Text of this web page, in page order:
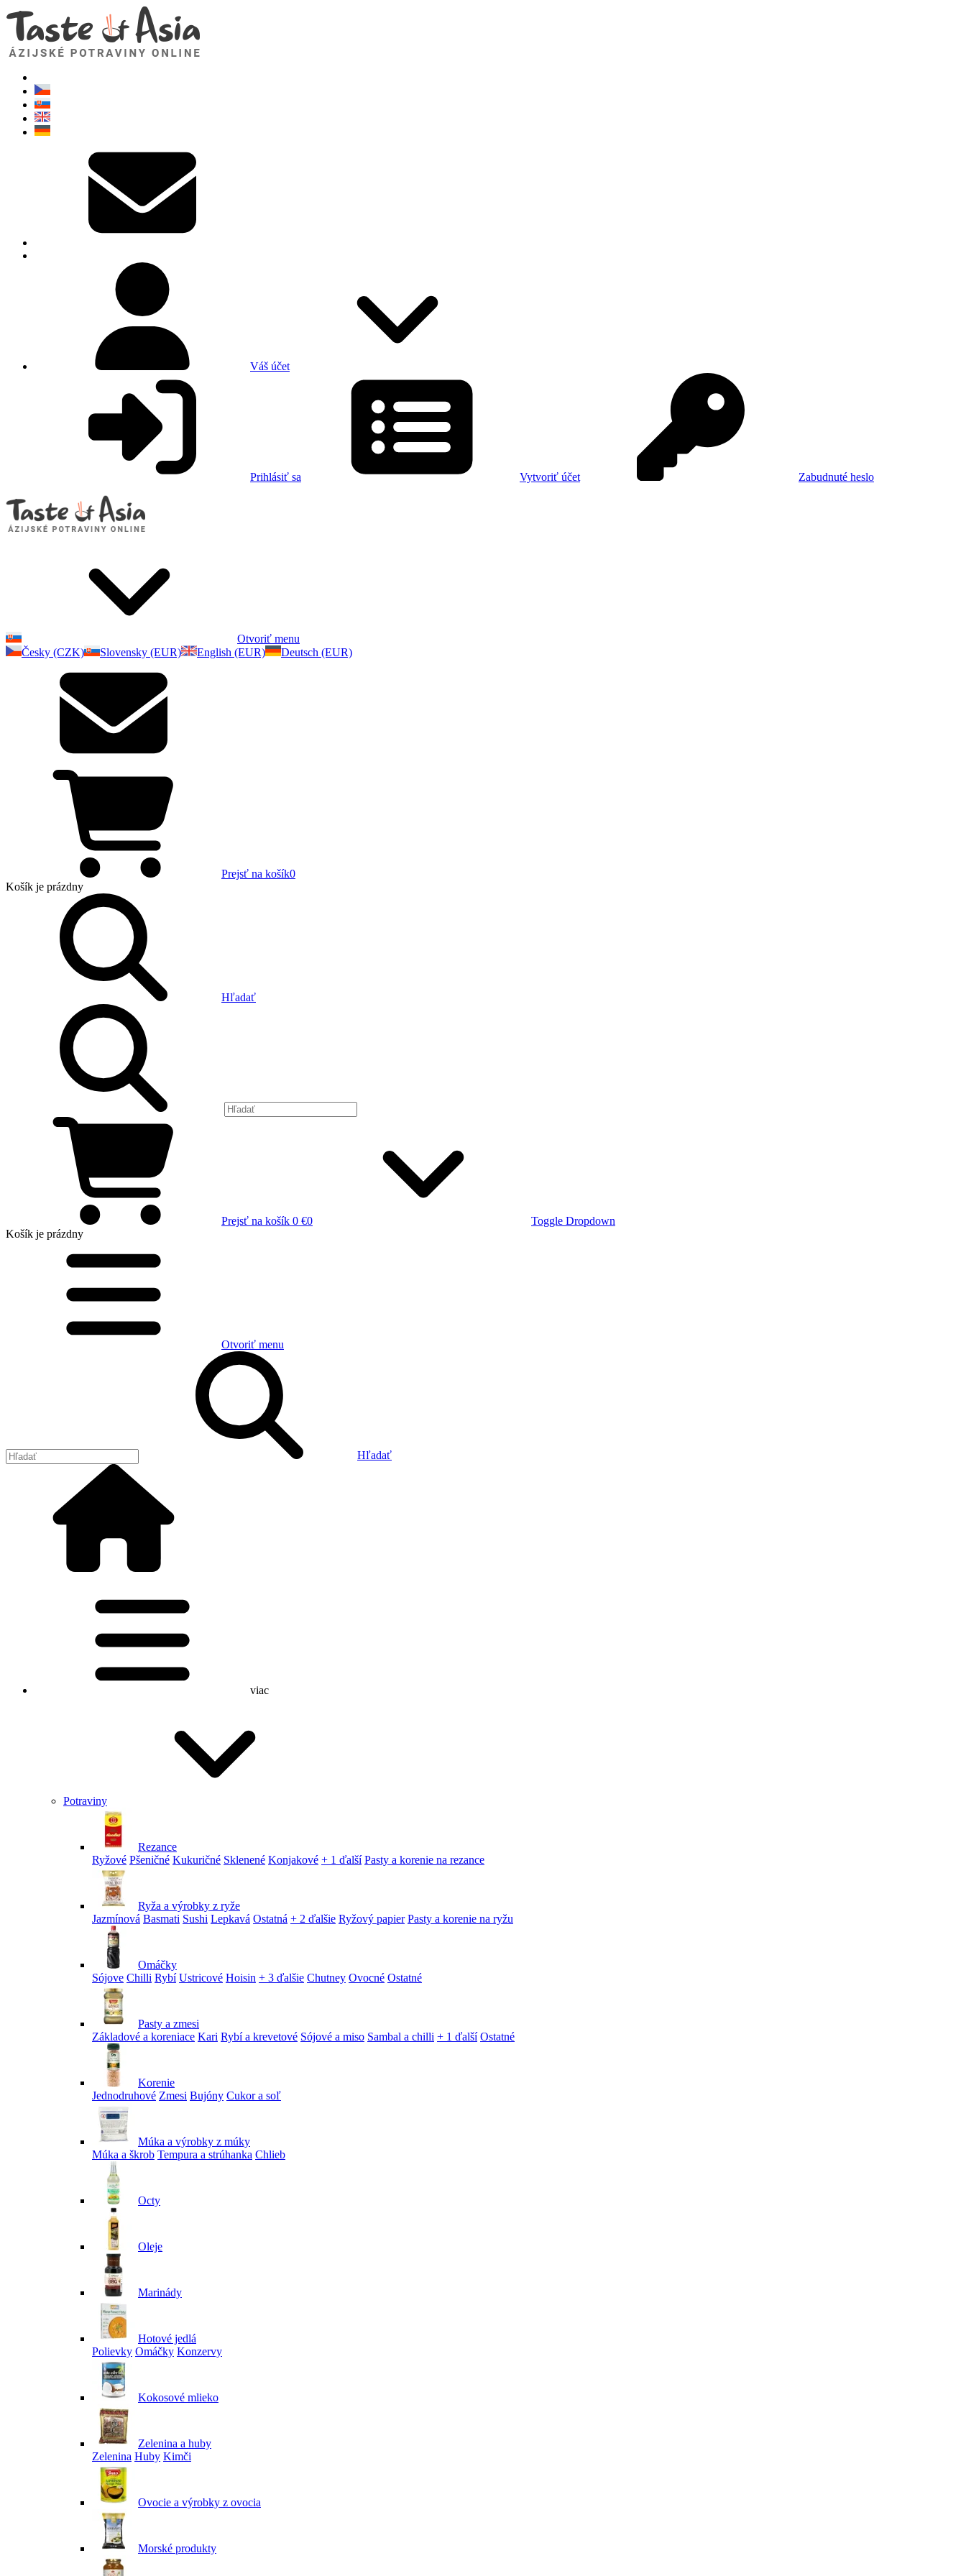
Váš účet
Prihlásiť sa Vytvoriť účet Zabudnuté heslo
Otvoriť menu
Česky (CZK)
Slovensky (EUR) English (EUR) Deutsch (EUR)
Prejsť na košík0
Košík je prázdny
Hľadať
Prejsť na košík 0 €0
Toggle Dropdown
Košík je prázdny
Otvoriť menu
Hľadať
viac
Potraviny
Rezance
Ryžové Pšeničné Kukuričné Sklenené Konjakové + 1 ďalší Pasty a korenie na rezance
Ryža a výrobky z ryže
Jazmínová Basmati Sushi Lepkavá Ostatná + 2 ďalšie Ryžový papier Pasty a korenie na ryžu
Omáčky
Sójove Chilli Rybí Ustricové Hoisin + 3 ďalšie Chutney Ovocné Ostatné
Pasty a zmesi
Základové a koreniace Kari Rybí a krevetové Sójové a miso Sambal a chilli + 1 ďalší Ostatné
Korenie
Jednodruhové Zmesi Bujóny Cukor a soľ
Múka a výrobky z múky
Múka a škrob Tempura a strúhanka Chlieb
Octy
Oleje
Marinády
Hotové jedlá
Polievky Omáčky Konzervy
Kokosové mlieko
Zelenina a huby
Zelenina Huby Kimči
Ovocie a výrobky z ovocia
Morské produkty